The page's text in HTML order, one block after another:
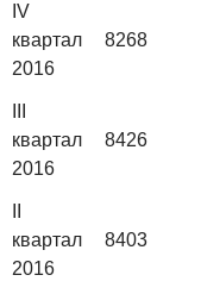
IV
квартал
2016
8268
квартал
2016
8426
квартал
2016
8403